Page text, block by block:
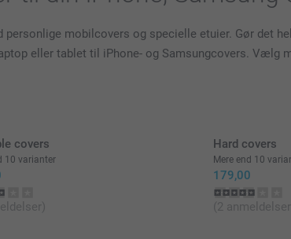
mobilcovers og specielle etuier. Gør det
eller tablet til iPhone- og Samsungcovers.
covers
10 varianter
Hard covers
Mere end 10
179,00
(2